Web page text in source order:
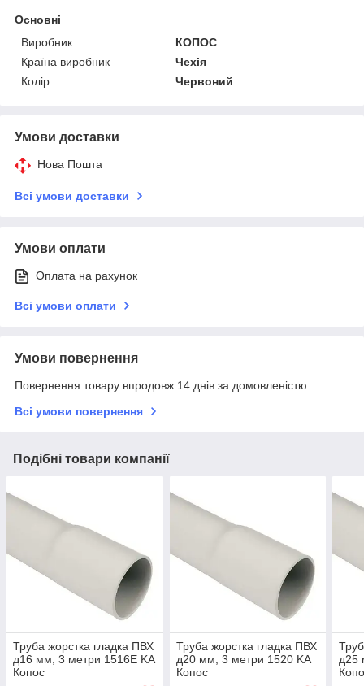
Основні
Виробник
КОПОС
Країна виробник
Чехія
Колір
Червоний
Умови доставки
Нова Пошта
Всі умови доставки
Умови оплати
Оплата на рахунок
Всі умови оплати
Умови повернення
Повернення товару впродовж 14 днів за домовленістю
Всі умови повернення
Подібні товари компанії
Труба жорстка гладка ПВХ
д16 мм, 3 метри 1516E KA
Копос
Труба жорстка гладка ПВХ
д20 мм, 3 метри 1520 KA
Копос
д25